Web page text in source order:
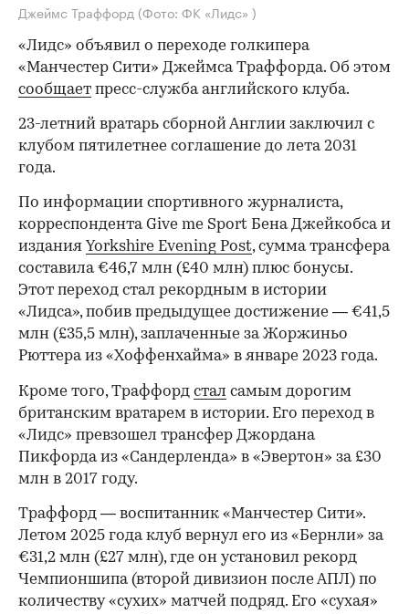
Джеймс Траффорд (Фото: ФК «Лидс» )
«Лидс» объявил о переходе голкипера
«Манчестер Сити» Джеймса Траффорда. Об этом
сообщает пресс-служба английского клуба.
23-летний вратарь сборной Англии заключил с
клубом пятилетнее соглашение до лета 2031
года.
По информации спортивного журналиста,
корреспондента Give me Sport Бена Джейкобса и
издания Yorkshire Evening Post, сумма трансфера
составила €46,7 млн (£40 млн) плюс бонусы.
Этот переход стал рекордным в истории
«Лидса», побив предыдущее достижение — €41,5
млн (£35,5 млн), заплаченные за Жоржиньо
Рюттера из «Хоффенхайма» в январе 2023 года.
00:00
Кроме того, Траффорд стал самым дорогим
британским вратарем в истории. Его переход в
«Лидс» превзошел трансфер Джордана
Пикфорда из «Сандерленда» в «Эвертон» за £30
млн в 2017 году.
Траффорд — воспитанник «Манчестер Сити».
Летом 2025 года клуб вернул его из «Бернли» за
€31,2 млн (£27 млн), где он установил рекорд
Чемпионшипа (второй дивизион после АПЛ) по
количеству «сухих» матчей подряд. Его «сухая»